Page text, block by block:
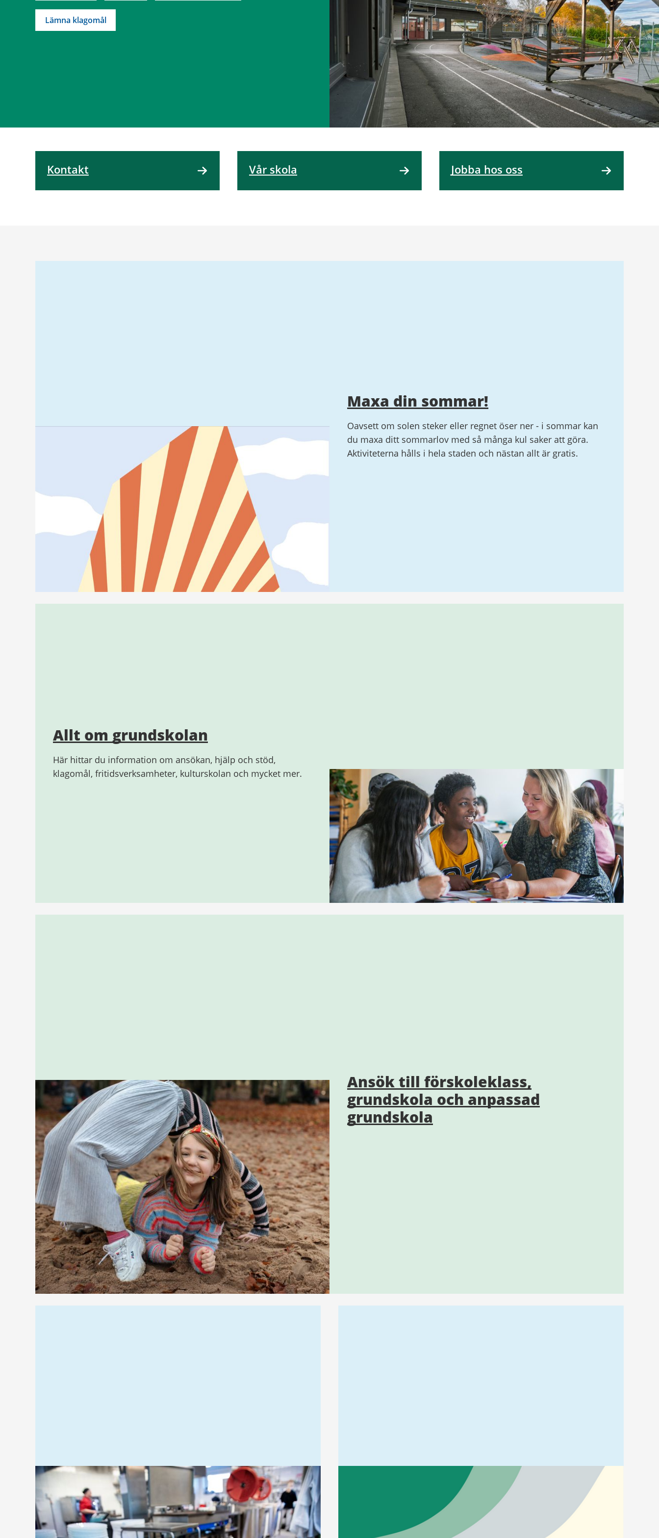
Lämna klagomål
Kontakt Vår skola Jobba hos oss
Maxa din sommar!
Oavsett om solen steker eller regnet öser ner - i sommar kan
du maxa ditt sommarlov med så många kul saker att göra.
Aktiviteterna hålls i hela staden och nästan allt är gratis.
Allt om grundskolan
Här hittar du information om ansökan, hjälp och stöd,
klagomål, fritidsverksamheter, kulturskolan och mycket mer.
Ansök till förskoleklass,
grundskola och anpassad
grundskola